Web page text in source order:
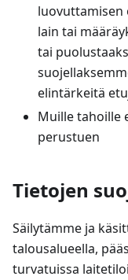
luovuttamisen
lain tai
tai
elintärkeitä
Muille tahoille
perustuen
Tietojen
Säilytämme ja
talousalueella,
turvatuissa